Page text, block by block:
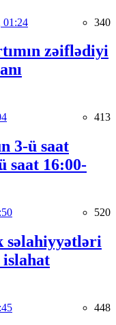
01:24 340
zəiflədiyi
413
3-ü saat
saat 16:00-
520
səlahiyyətləri
448